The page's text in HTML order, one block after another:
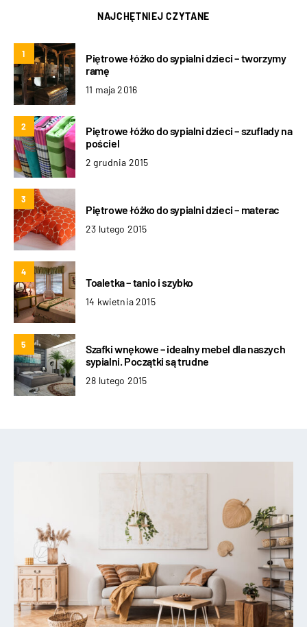
NAJCHĘTNIEJ CZYTANE
1
Piętrowe łóżko do sypialni dzieci – tworzymy
ramę
11 maja 2016
2
Piętrowe łóżko do sypialni dzieci – szuflady na
pościel
2 grudnia 2015
3
Piętrowe łóżko do sypialni dzieci – materac
23 lutego 2015
4
Toaletka – tanio i szybko
14 kwietnia 2015
5
Szafki wnękowe – idealny mebel dla naszych
sypialni. Początki są trudne
28 lutego 2015